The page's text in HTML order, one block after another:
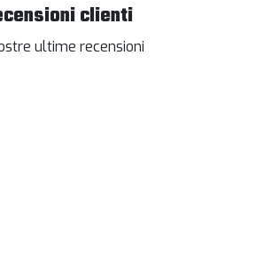
clienti
ultime recensioni